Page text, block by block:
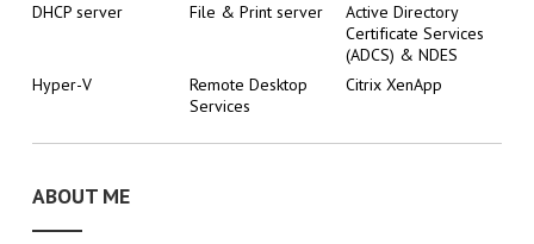
ABOUT ME
DHCP server
File & Print server
Active Directory
Certificate Services
(ADCS) & NDES
Hyper-V
Remote Desktop
Services
Citrix XenApp